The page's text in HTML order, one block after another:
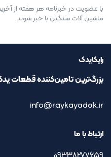
با عضویت در خبرنامه هر هفته از
ماشین آلات سنگین با خبر شوید.
رایکایدک
بزرگ‌ترین تامین‌کننده قطعات
info@raykayadak.ir
ارتباط با ما